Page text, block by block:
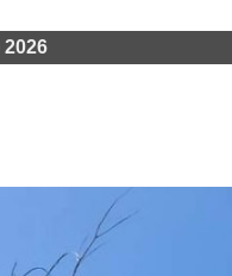
2026